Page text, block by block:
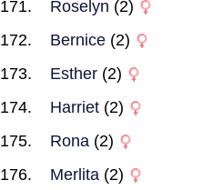
Roselyn (2)
Bernice (2)
Esther (2)
Harriet (2)
Rona (2)
Merlita (2)